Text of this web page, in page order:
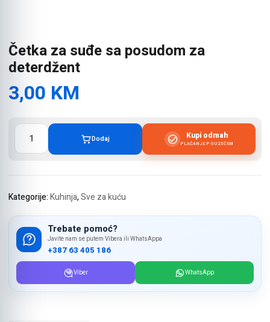
Četka za suđe sa posudom za
deterdžent
3,00 KM
Četka
suđe
za
Dodaj Kupi odmah
PLAĆANJE POUZEĆEM
Kategorije:Kuhinja,Sve za kuću
Trebate pomoć?
Javite nam se putem Vibera ili WhatsAppa
+387 63 405 186
Viber WhatsApp